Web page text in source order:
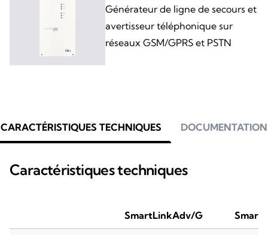
Générateur de ligne de secours et
avertisseur téléphonique sur
réseaux GSM/GPRS et PSTN
CARACTÉRISTIQUES TECHNIQUES DOCUMENTATION
Caractéristiques techniques
SmartLinkAdv/G